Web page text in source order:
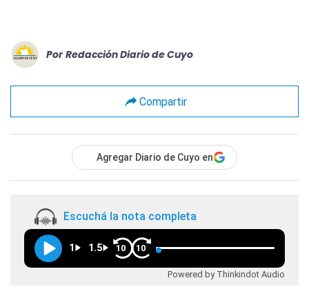
Por Redacción Diario de Cuyo
Compartir
Agregar Diario de Cuyo en
Escuchá la nota completa
1 1.5 10 10
Powered by Thinkindot Audio